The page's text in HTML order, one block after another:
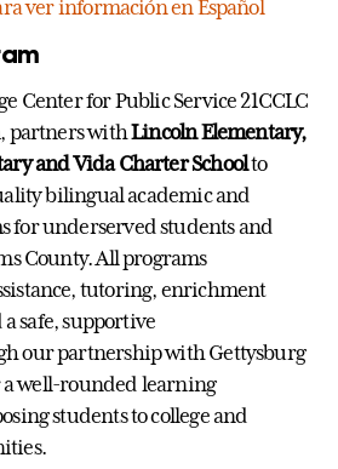
ver información en Español
Center for Public Service 21CCLC
partners withLincoln Elementary,
andVida Charter Schoolto
bilingual academic and
forunderserved students and
County.All programs
tutoring, enrichment
safe, supportive
our partnership with Gettysburg
a well-rounded learning
students to college and